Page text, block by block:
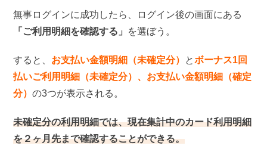
無事ログインに成功したら、ログイン後の画面にある
「ご利用明細を確認する」
を選ぼう。
すると、 お支払い金額明細（未確定分） とボーナス1回
払いご利用明細（未確定分）、お支払い金額明細（確定
分） の3つが表示される。
未確定分の利用明細では、現在集計中のカード利用明細
を２ヶ月先まで確認することができる。